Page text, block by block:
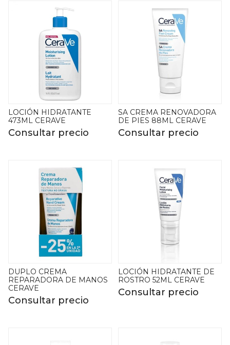
LOCIÓN HIDRATANTE
473ML CERAVE
Consultar precio
SA CREMA RENOVADORA
DE PIES 88ML CERAVE
Consultar precio
DUPLO CREMA
REPARADORA DE MANOS
CERAVE
Consultar precio
LOCIÓN HIDRATANTE DE
ROSTRO 52ML CERAVE
Consultar precio